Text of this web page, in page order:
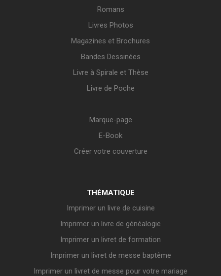
Romans
Livres Photos
Magazines et Brochures
Bandes Dessinées
Livre à Spirale et Thèse
Livre de Poche
Marque-page
E-Book
Créer votre couverture
THÉMATIQUE
Imprimer un livre de cuisine
Imprimer un livre de généalogie
Imprimer un livret de formation
Imprimer un livret de messe baptême
Imprimer un livret de messe pour votre mariage